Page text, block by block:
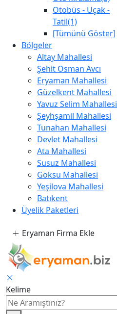
Otobüs - Uçak -
Tatil(1)
[Tümünü Göster]
Bölgeler
Altay Mahallesi
Şehit Osman Avcı
Eryaman Mahallesi
Güzelkent Mahallesi
Yavuz Selim Mahallesi
Şeyhşamil Mahallesi
Tunahan Mahallesi
Devlet Mahallesi
Ata Mahallesi
Susuz Mahallesi
Göksu Mahallesi
Yeşilova Mahallesi
Batıkent
Üyelik Paketleri
Eryaman Firma Ekle
Kelime